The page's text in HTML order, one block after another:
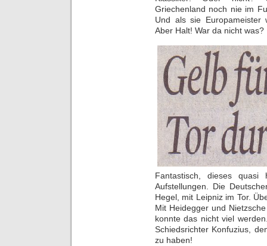
Griechenland noch nie im
Und als sie Europameister
Aber Halt! War da nicht
Fantastisch, dieses quasi
Aufstellungen. Die
Hegel, mit Leipniz im Tor.
Mit Heidegger und
konnte das nicht viel
Schiedsrichter Konfuzius,
zu haben!